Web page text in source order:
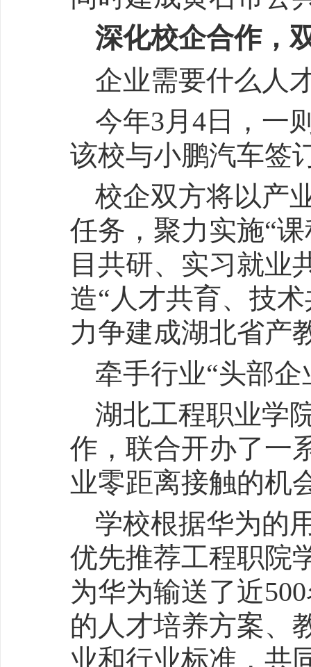
深化校企合作，
企业需要什么人
今年3月4日，一
该校与小鹏汽车签
校企双方将以产
任务，聚力实施“
目共研、实习就业
造“人才共育、技
力争建成湖北省产
牵手行业“头部
湖北工程职业学
作，联合开办了一
业零距离接触的机
学校根据华为的
优先推荐工程职院
为华为输送了近
的人才培养方案、
业和行业标准，共